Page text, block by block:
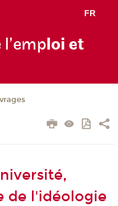
FR
loi et
de l'idéologie